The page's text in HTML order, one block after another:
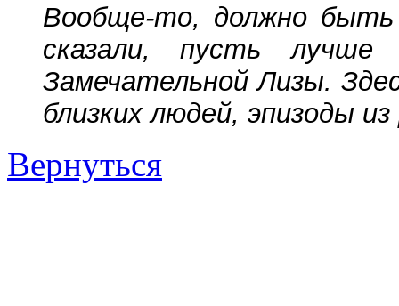
Вообще-то, должно быть
сказали, пусть
Замечательной Лизы.
близких людей, эпизоды
Вернуться